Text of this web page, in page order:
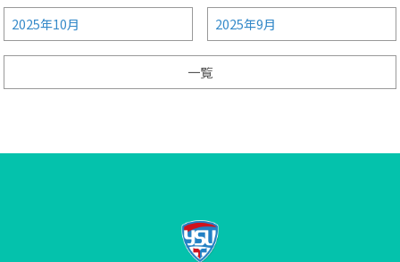
2025年10月 2025年9月
一覧